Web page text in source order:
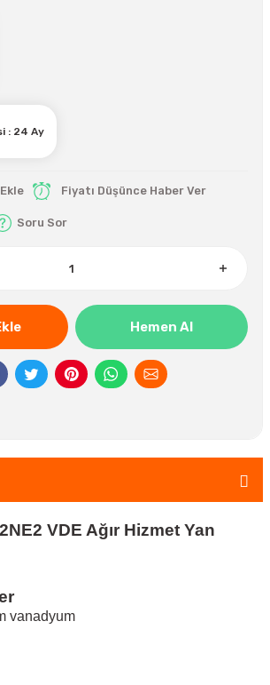
: 24 Ay
Fiyatı Düşünce Haber Ver
Soru Sor
Hemen Al
VDE Ağır Hizmet Yan
vanadyum